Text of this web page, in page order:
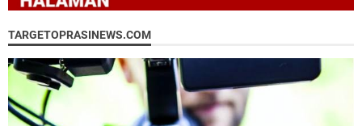
TARGETOPRASINEWS.COM